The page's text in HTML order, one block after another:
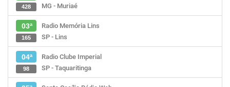
MG - Muriaé
428
03ª
Radio Memória Lins
SP - Lins
165
04ª
Radio Clube Imperial
SP - Taquaritinga
98